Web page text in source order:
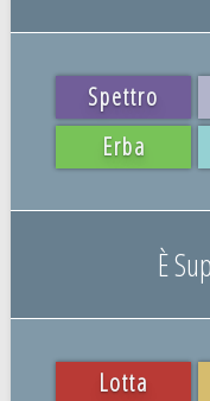
Spettro
Erba
È
Lotta